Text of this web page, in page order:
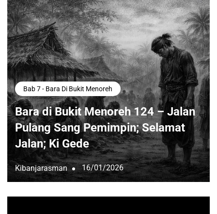
Bab 7 - Bara Di Bukit Menoreh
Bara di Bukit Menoreh 124 – Jalan
Pulang Sang Pemimpin; Selamat
Jalan; Ki Gede
Kibanjarasman 16/01/2026